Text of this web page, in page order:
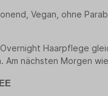
Vegan, ohne
Overnight Haarpflege
Am nächsten Morgen